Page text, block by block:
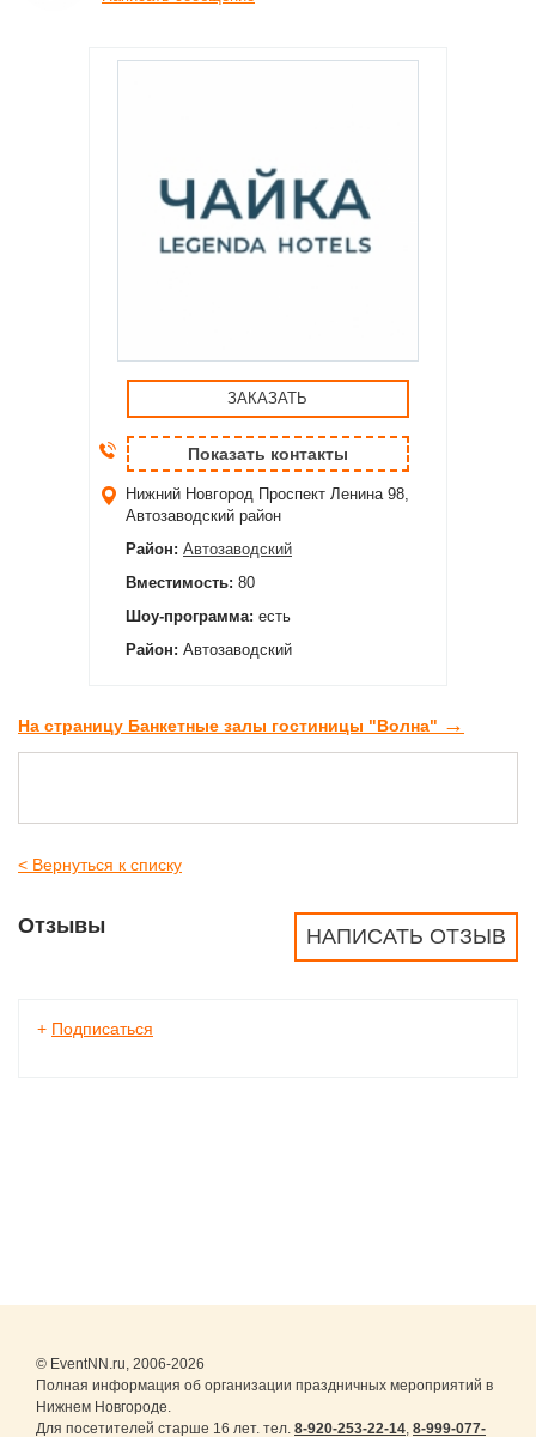
ЗАКАЗАТЬ
Показать контакты
Нижний Новгород Проспект Ленина 98,
Автозаводский район
Район: Автозаводский
Вместимость: 80
Шоу-программа: есть
Район: Автозаводский
На страницу Банкетные залы гостиницы "Волна" →
< Вернуться к списку
НАПИСАТЬ ОТЗЫВ
Отзывы
+ Подписаться
© EventNN.ru, 2006-2026
Полная информация об организации праздничных мероприятий в
Нижнем Новгороде.
Для посетителей старше 16 лет. тел. 8-920-253-22-14, 8-999-077-